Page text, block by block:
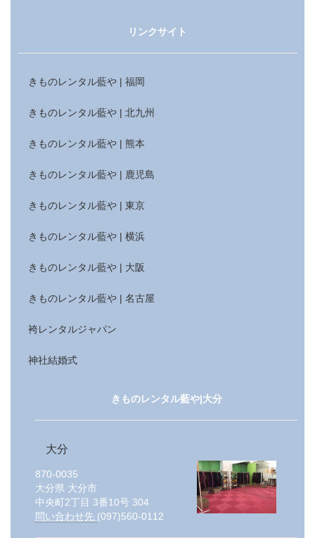
リンクサイト
きものレンタル藍や | 福岡
きものレンタル藍や | 北九州
きものレンタル藍や | 熊本
きものレンタル藍や | 鹿児島
きものレンタル藍や | 東京
きものレンタル藍や | 横浜
きものレンタル藍や | 大阪
きものレンタル藍や | 名古屋
袴レンタルジャパン
神社結婚式
きものレンタル藍や|大分
大分
870-0035
大分県 大分市
中央町2丁目 3番10号 304
問い合わせ先 (097)560-0112